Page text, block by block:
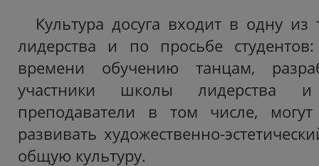
Культура досуга входит в одну
лидерства и по просьбе
времени обучению танцам,
участники школы лидерства
преподаватели в том числе, могут
развивать художественно-
общую культуру.